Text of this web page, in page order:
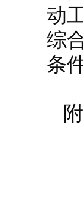
动
综
条